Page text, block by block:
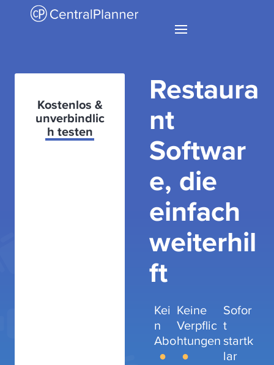
Kostenlos &
unverbindlic
h testen
Restaura
nt
Softwar
e, die
einfach
weiterhil
ft
Kei
n
Abo
Keine
Verpflic
htungen
Sofor
t
startk
lar